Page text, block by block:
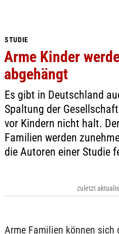
STUDIE
Arme Kinder
abgehängt
Es gibt in Deutschland
Spaltung der
vor Kindern nicht halt.
Familien werden
die Autoren einer Studie
zuletzt
Arme Familien können sich